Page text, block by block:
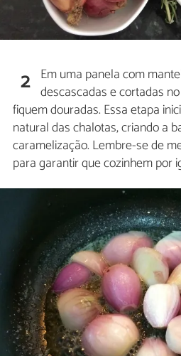
2 Em uma panela com
descascadas e cortadas
fiquem douradas. Essa etapa
natural das chalotas, criando a
caramelização. Lembre-se de
para garantir que cozinhem por